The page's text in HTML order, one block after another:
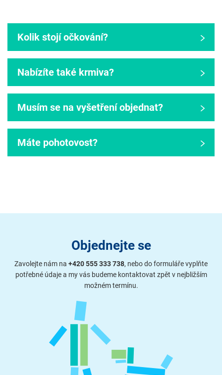
Kolik stojí očkování?
Nabízíte také krmiva?
Musím se na vyšetření objednat?
Máte pohotovost?
Objednejte se
Zavolejte nám na +420 555 333 738, nebo do formuláře vyplňte
potřebné údaje a my vás budeme kontaktovat zpět v nejbližším
možném termínu.